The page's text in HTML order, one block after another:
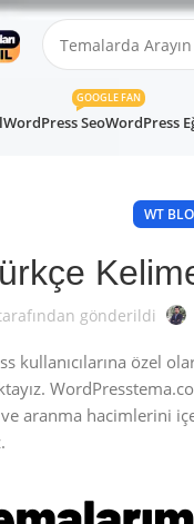
WordPress Seo
GOOGLE FAN
WordPress
WT
gönderildi
kullanıcılarına özel
aranma hacimlerini